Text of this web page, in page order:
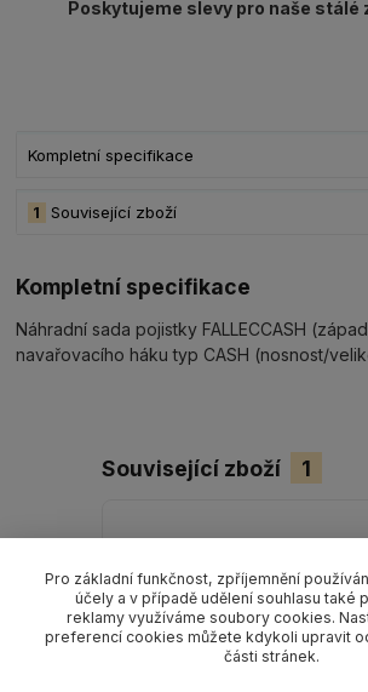
Poskytujeme slevy pro naše stálé
Kompletní specifikace
Související zboží
1
Kompletní specifikace
Náhradní sada pojistky FALLECCASH
navařovacího háku typ CASH (nosnost/
Související zboží 1
Pro základní funkčnost, zpříjemnění
účely a v případě udělení souhlasu také
reklamy využíváme soubory cookies.
preferencí cookies můžete kdykoli upravit
části stránek.